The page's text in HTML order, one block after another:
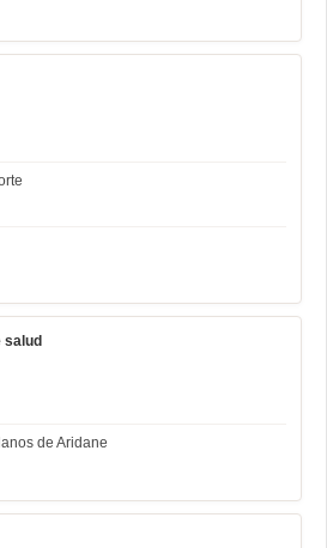
salud
de Aridane